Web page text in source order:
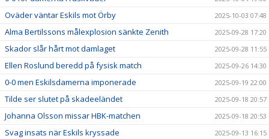
Oväder väntar Eskils mot Örby 2025-10-03 07:48
Alma Bertilssons målexplosion sänkte Zenith 2025-09-28 17:20
Skador slår hårt mot damlaget 2025-09-28 11:55
Ellen Roslund beredd på fysisk match 2025-09-26 14:30
0-0 men Eskilsdamerna imponerade 2025-09-19 22:00
Tilde ser slutet på skadeeländet 2025-09-18 20:57
Johanna Olsson missar HBK-matchen 2025-09-18 20:53
Svag insats när Eskils kryssade 2025-09-13 16:15